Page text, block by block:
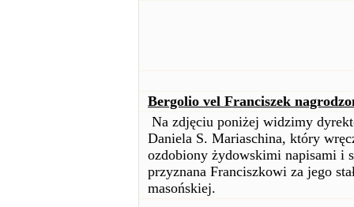
Bergolio vel Franciszek
Na zdjęciu poniżej widzimy
Daniela S. Mariaschina, który
ozdobiony żydowskimi napisami i
przyznana Franciszkowi za jego
masońskiej.